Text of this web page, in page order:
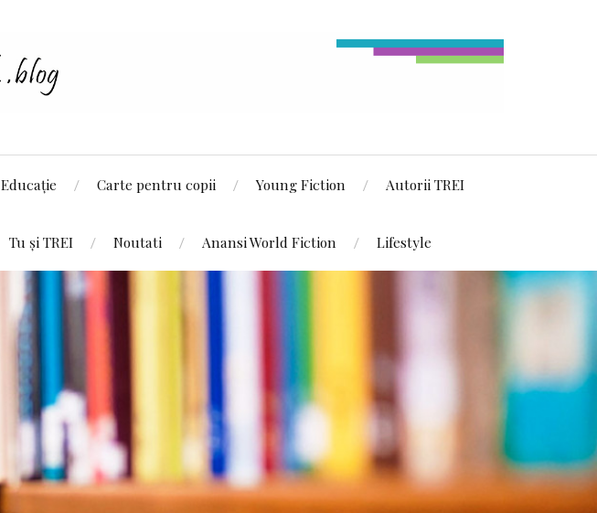
Educație Carte pentru copii Young Fiction Autorii TREI
Tu și TREI Noutati Anansi World Fiction Lifestyle